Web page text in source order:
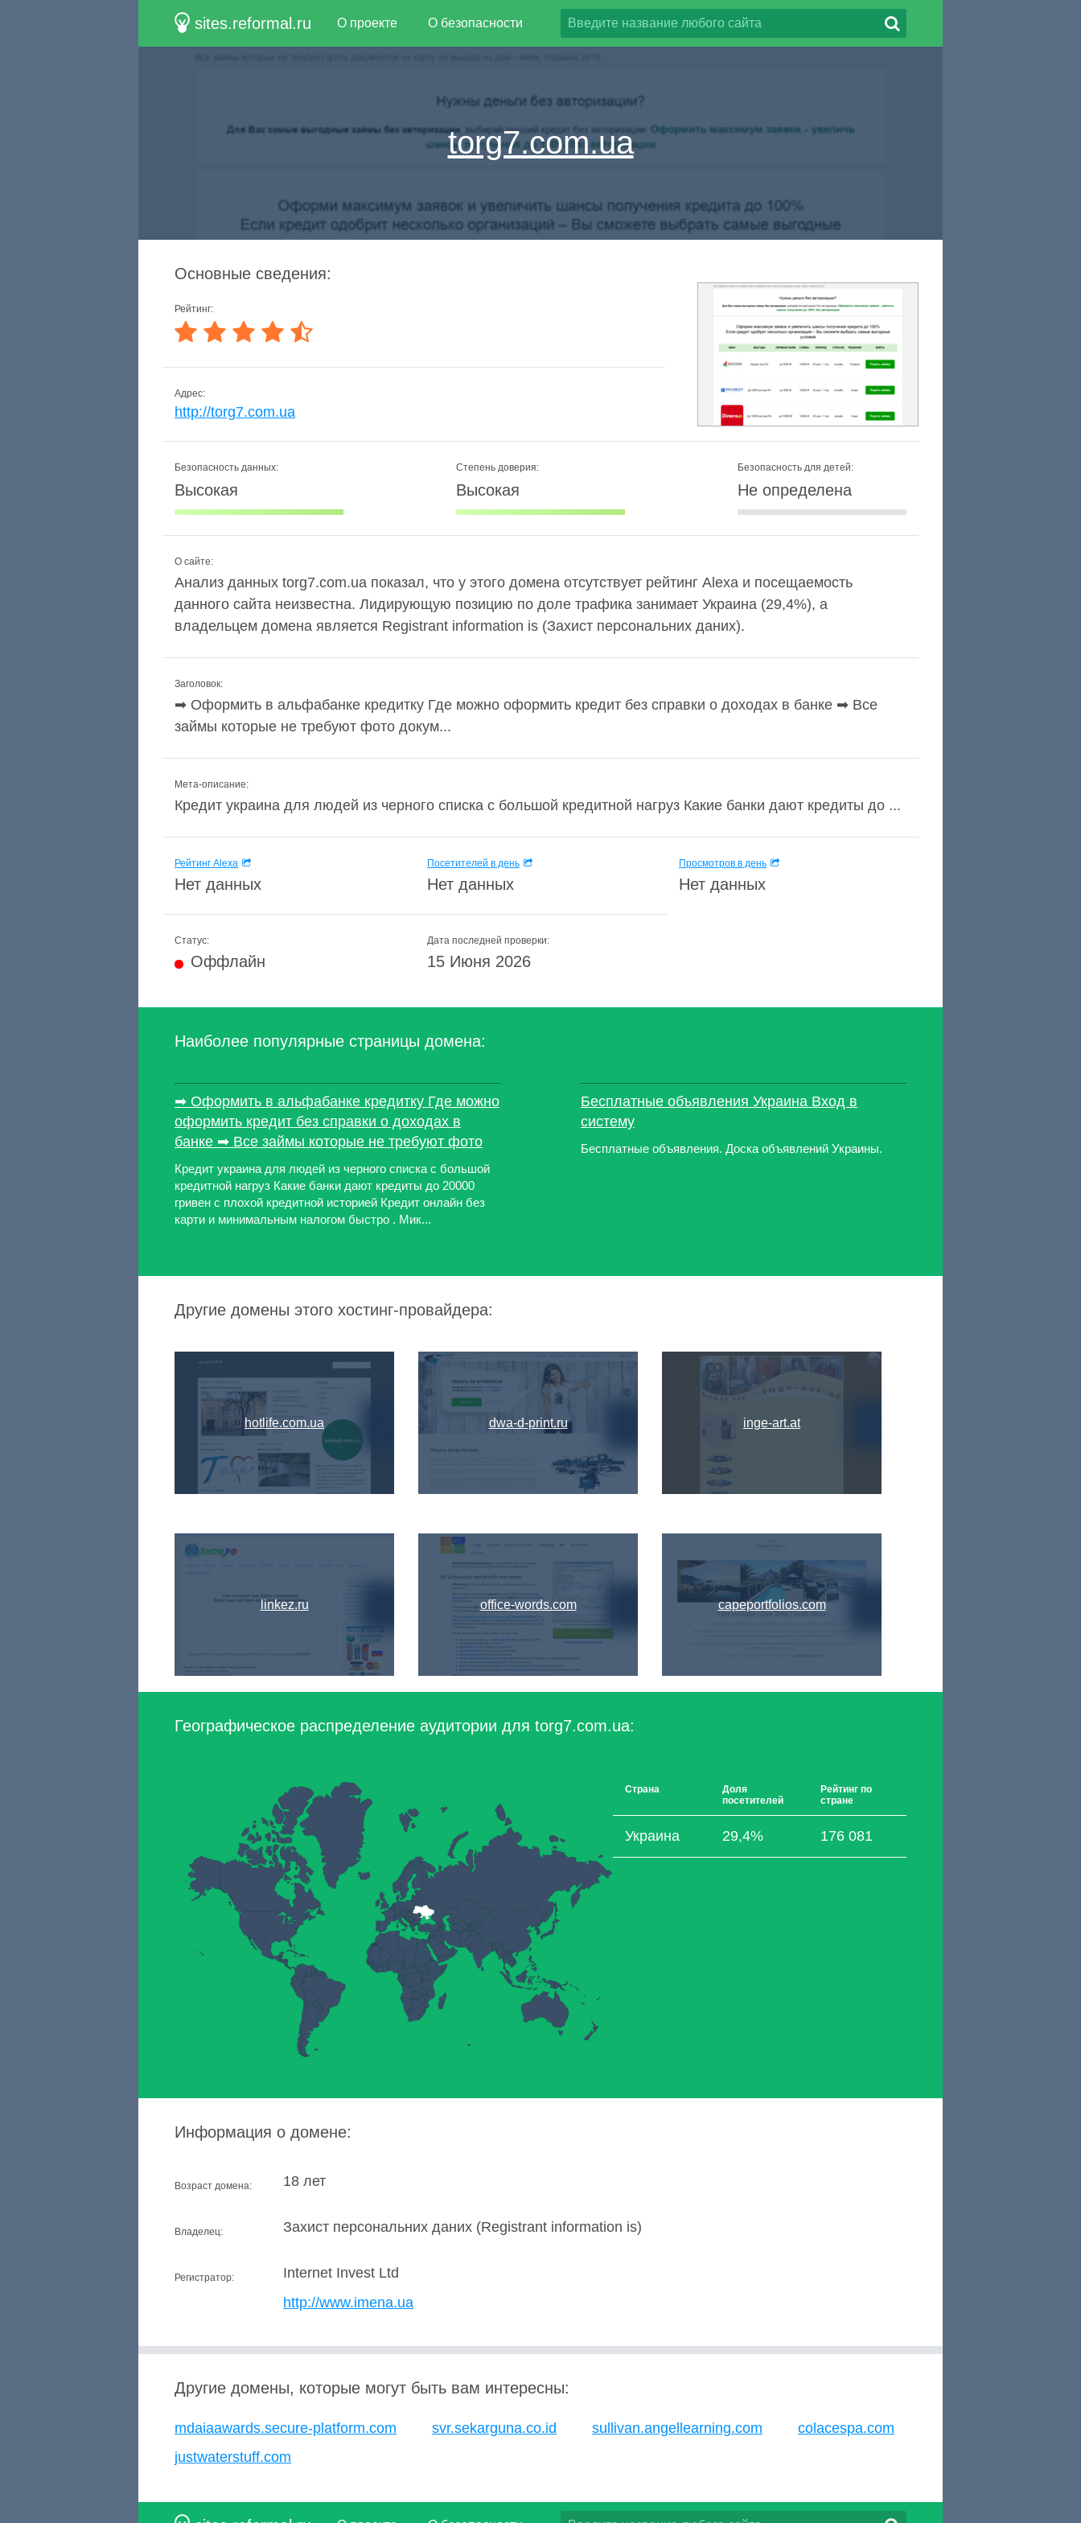
sites.reformal.ru О проекте О безопасности
torg7.com.ua
Основные сведения:
Рейтинг:
Адрес:
http://torg7.com.ua
Безопасность данных:
Высокая
Степень доверия:
Высокая
Безопасность для детей:
Не определена
О сайте:
Анализ данных torg7.com.ua показал, что у этого домена отсутствует рейтинг Alexa и посещаемость
данного сайта неизвестна. Лидирующую позицию по доле трафика занимает Украина (29,4%), а
владельцем домена является Registrant information is (Захист персональних даних).
Заголовок:
➡ Оформить в альфабанке кредитку Где можно оформить кредит без справки о доходах в банке ➡ Все
займы которые не требуют фото докум...
Мета-описание:
Кредит украина для людей из черного списка с большой кредитной нагруз Какие банки дают кредиты до ...
Рейтинг Alexa
Нет данных
Посетителей в день
Нет данных
Просмотров в день
Нет данных
Статус:
Оффлайн
Дата последней проверки:
15 Июня 2026
Наиболее популярные страницы домена:
➡ Оформить в альфабанке кредитку Где можно
оформить кредит без справки о доходах в
банке ➡ Все займы которые не требуют фото
Кредит украина для людей из черного списка с большой
кредитной нагруз Какие банки дают кредиты до 20000
гривен с плохой кредитной историей Кредит онлайн без
карти и минимальным налогом быстро . Мик...
Бесплатные объявления Украина Вход в
систему
Бесплатные объявления. Доска объявлений Украины.
Другие домены этого хостинг-провайдера:
hotlife.com.ua
linkez.ru
dwa-d-print.ru
office-words.com
inge-art.at
capeportfolios.com
Географическое распределение аудитории для torg7.com.ua:
Страна
Доля
посетителей
Рейтинг по
стране
Украина 29,4% 176 081
Информация о домене:
Возраст домена: 18 лет
Владелец: Захист персональних даних (Registrant information is)
Регистратор:
Internet Invest Ltd
http://www.imena.ua
Другие домены, которые могут быть вам интересны:
mdaiaawards.secure-platform.com svr.sekarguna.co.id sullivan.angellearning.com
colacespa.com
justwaterstuff.com